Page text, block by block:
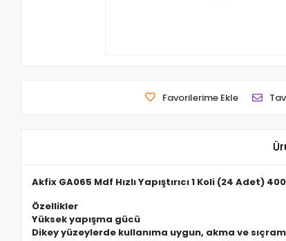
Favorilerime Ekle
Akfix GA065 Mdf Hızlı Yapıştırıcı 1 Koli (24 Adet)
Özellikler
Yüksek yapışma gücü
Dikey yüzeylerde kullanıma uygun, akma ve